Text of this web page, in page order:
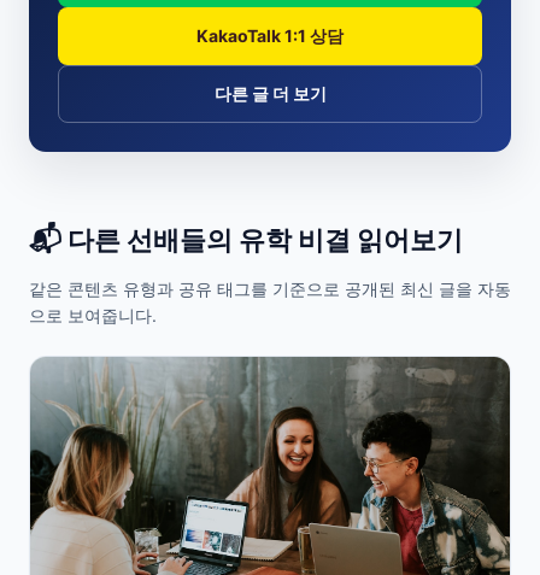
KakaoTalk 1:1 상담
다른 글 더 보기
📬 다른 선배들의 유학 비결 읽어보기
같은 콘텐츠 유형과 공유 태그를 기준으로 공개된 최신 글을 자동
으로 보여줍니다.